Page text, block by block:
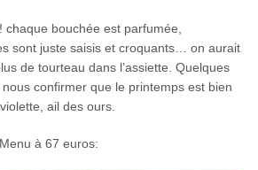
bouchée est parfumée,
sont juste saisis et croquants… on aurait
de tourteau dans l’assiette. Quelques
confirmer que le printemps est bien
ail des ours.
à 67 euros: